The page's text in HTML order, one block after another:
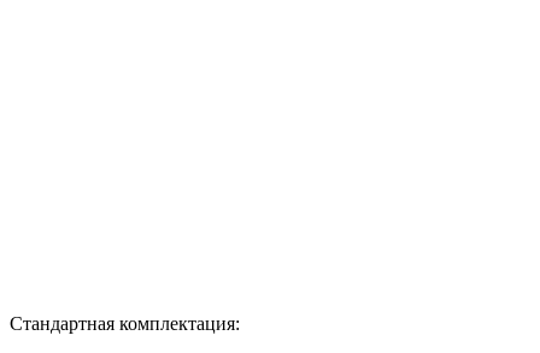
Стандартная комплектация: